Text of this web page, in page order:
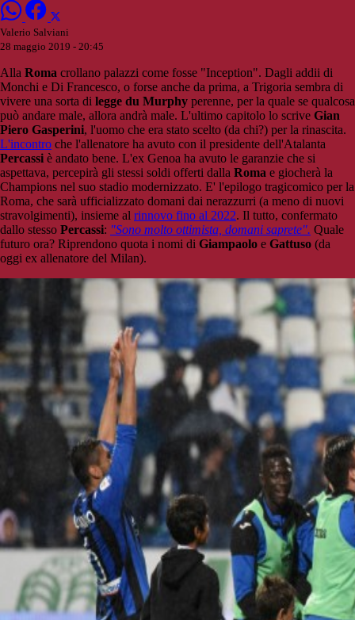
Valerio Salviani
28 maggio 2019 - 20:45
Alla Roma crollano palazzi come fosse "Inception". Dagli addii di
Monchi e Di Francesco, o forse anche da prima, a Trigoria sembra di
vivere una sorta di legge du Murphy perenne, per la quale se qualcosa
può andare male, allora andrà male. L'ultimo capitolo lo scrive Gian
Piero Gasperini, l'uomo che era stato scelto (da chi?) per la rinascita.
L'incontro che l'allenatore ha avuto con il presidente dell'Atalanta
Percassi è andato bene. L'ex Genoa ha avuto le garanzie che si
aspettava, percepirà gli stessi soldi offerti dalla Roma e giocherà la
Champions nel suo stadio modernizzato. E' l'epilogo tragicomico per la
Roma, che sarà ufficializzato domani dai nerazzurri (a meno di nuovi
stravolgimenti), insieme al rinnovo fino al 2022. Il tutto, confermato
dallo stesso Percassi: "Sono molto ottimista, domani saprete". Quale
futuro ora? Riprendono quota i nomi di Giampaolo e Gattuso (da
oggi ex allenatore del Milan).